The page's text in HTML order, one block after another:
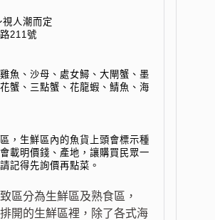
視人潮而定
211號
魚、沙母、處女鱘、大閘蟹、墨
蟹、三點蟹、花龍蝦、鯖魚、海
，生鮮區內的魚貨上頭會標示種
載明價錢、產地，讓購買民眾一
記得先詢價再點菜。
區分為生鮮區及熟食區，
開的生鮮區裡，除了各式海